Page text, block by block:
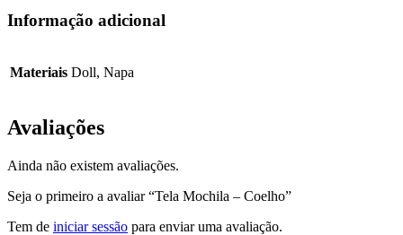
Informação adicional
Materiais Doll, Napa
Avaliações
Ainda não existem avaliações.
Seja o primeiro a avaliar “Tela Mochila – Coelho”
Tem de iniciar sessão para enviar uma avaliação.